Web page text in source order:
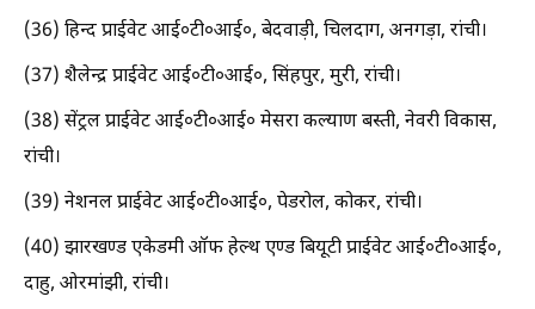
(36) हिन्द प्राईवेट आई०टी०आई०, बेदवाड़ी, चिलदाग, अनगड़ा, रांची।
(37) शैलेन्द्र प्राईवेट आई०टी०आई०, सिंहपुर, मुरी, रांची।
(38) सेंट्रल प्राईवेट आई०टी०आई० मेसरा कल्याण बस्ती, नेवरी विकास,
रांची।
(39) नेशनल प्राईवेट आई०टी०आई०, पेडरोल, कोकर, रांची।
(40) झारखण्ड एकेडमी ऑफ हेल्थ एण्ड बियूटी प्राईवेट आई०टी०आई०,
दाहु, ओरमांझी, रांची।